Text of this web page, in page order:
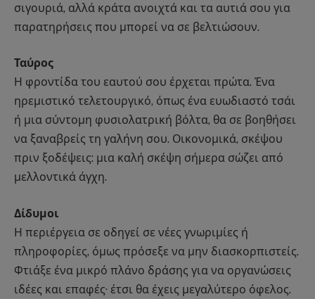
σιγουριά, αλλά κράτα ανοιχτά και τα αυτιά σου για
παρατηρήσεις που μπορεί να σε βελτιώσουν.
Ταύρος
Η φροντίδα του εαυτού σου έρχεται πρώτα. Ένα
ηρεμιστικό τελετουργικό, όπως ένα ευωδιαστό τσάι
ή μια σύντομη φυσιολατρική βόλτα, θα σε βοηθήσει
να ξαναβρείς τη γαλήνη σου. Οικονομικά, σκέψου
πριν ξοδέψεις: μια καλή σκέψη σήμερα σώζει από
μελλοντικά άγχη.
Δίδυμοι
Η περιέργεια σε οδηγεί σε νέες γνωριμίες ή
πληροφορίες, όμως πρόσεξε να μην διασκορπιστείς.
Φτιάξε ένα μικρό πλάνο δράσης για να οργανώσεις
ιδέες και επαφές· έτσι θα έχεις μεγαλύτερο όφελος.